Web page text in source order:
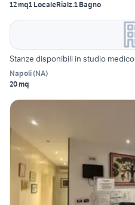
12 mq1 LocaleRialz.1 Bagno
Stanze disponibili in studio medico
Napoli(NA)
20 mq